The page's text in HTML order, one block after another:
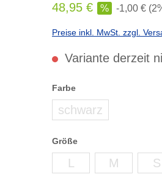
48,95 € % -1,00 €
Preise inkl. MwSt. zzgl.
Variante derzeit
Farbe
auswählen
schwarz
(zurzeit nicht
Größe
auswählen
L
(zurzeit nicht
M
(zurzeit
S